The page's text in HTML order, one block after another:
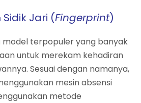
Jari (Fingerprint)
model terpopuler yang banyak
untuk merekam kehadiran
Sesuai dengan namanya,
mesin absensi
metode